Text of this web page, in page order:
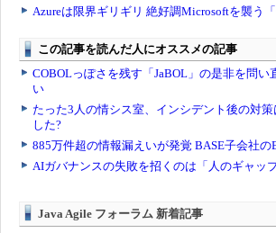
Java Agile フォーラム 新着記事